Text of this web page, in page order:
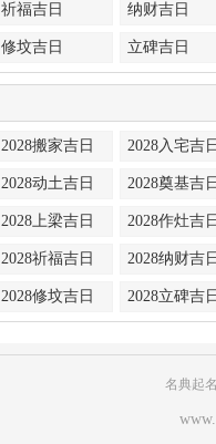
祈福吉日 纳财吉日
修坟吉日 立碑吉日
2028搬家吉日 2028入宅吉
2028动土吉日 2028奠基吉
2028上梁吉日 2028作灶吉
2028祈福吉日 2028纳财吉
2028修坟吉日 2028立碑吉
名典起